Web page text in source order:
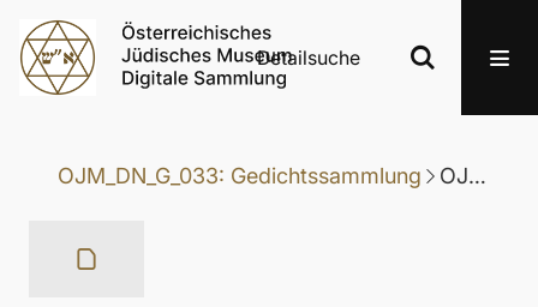
Detailsuche
OJM_DN_G_033: Gedichtssammlung OJM_DN_G_033-045: Gedicht